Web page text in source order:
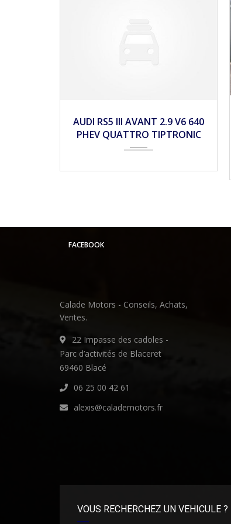
SKODA OCTAVIA III (2) COMBI
2.0 TDI 184 4X4 RS DSG7
FACEBOOK
Calade Motors - Conseils, Achats,
Ventes.
22 Impasse des cadoles -
Parc d’activités de Blaceret
69460 Blacé
06 25 00 42 61
alexis@calademotors.fr
VOUS RECHERCHEZ UN VEHICULE ?